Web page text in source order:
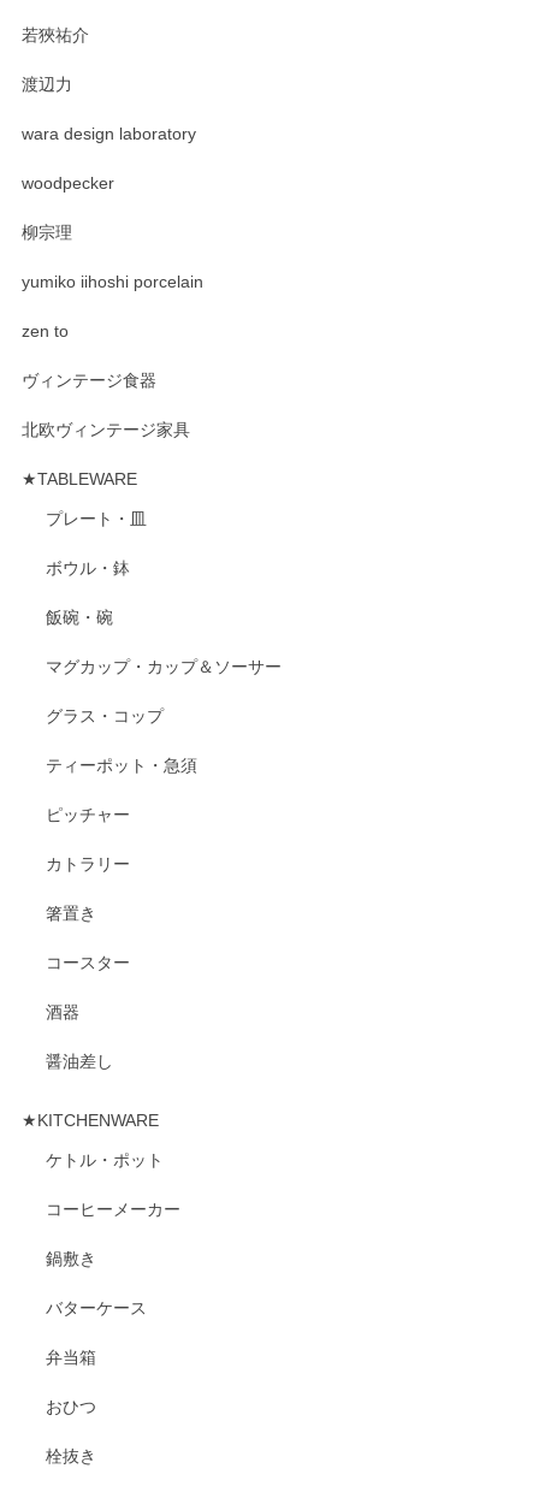
若狹祐介
渡辺力
wara design laboratory
woodpecker
柳宗理
yumiko iihoshi porcelain
zen to
ヴィンテージ食器
北欧ヴィンテージ家具
★TABLEWARE
プレート・皿
ボウル・鉢
飯碗・碗
マグカップ・カップ＆ソーサー
グラス・コップ
ティーポット・急須
ピッチャー
カトラリー
箸置き
コースター
酒器
醤油差し
★KITCHENWARE
ケトル・ポット
コーヒーメーカー
鍋敷き
バターケース
弁当箱
おひつ
栓抜き